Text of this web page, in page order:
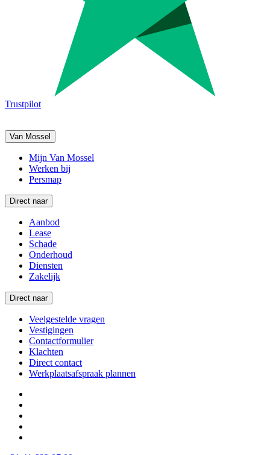
Trustpilot
Van Mossel
Mijn Van Mossel
Werken bij
Persmap
Direct naar
Aanbod
Lease
Schade
Onderhoud
Diensten
Zakelijk
Direct naar
Veelgestelde vragen
Vestigingen
Contactformulier
Klachten
Direct contact
Werkplaatsafspraak plannen